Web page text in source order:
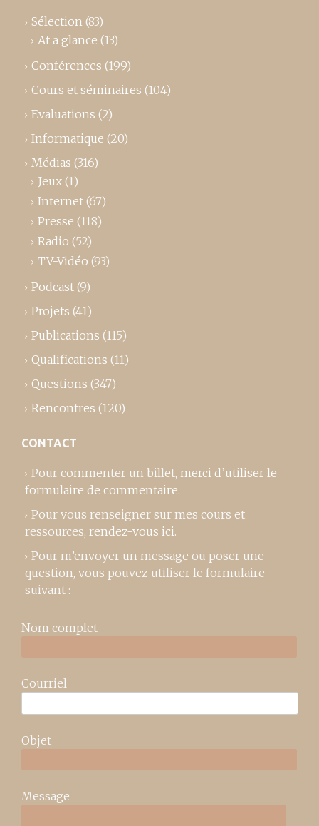
Sélection (83)
At a glance (13)
Conférences (199)
Cours et séminaires (104)
Evaluations (2)
Informatique (20)
Médias (316)
Jeux (1)
Internet (67)
Presse (118)
Radio (52)
TV-Vidéo (93)
Podcast (9)
Projets (41)
Publications (115)
Qualifications (11)
Questions (347)
Rencontres (120)
CONTACT
Pour commenter un billet, merci d’utiliser le
formulaire de commentaire.
Pour vous renseigner sur mes cours et
ressources, rendez-vous ici.
Pour m’envoyer un message ou poser une
question, vous pouvez utiliser le formulaire
suivant :
Nom complet
Courriel
Objet
Message